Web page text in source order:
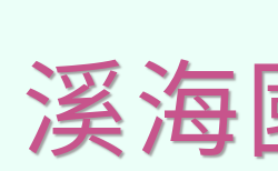
溪海